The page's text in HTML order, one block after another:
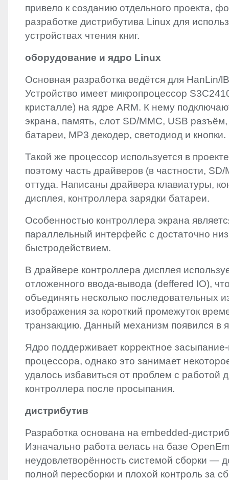
привело к созданию отдельного проекта,
разработке дистрибутива Linux для
устройствах чтения книг.
оборудование и ядро Linux
Основная разработка ведётся для HanLin/
Устройство имеет микропроцессор
кристалле) на ядре ARM. К нему
экрана, память, слот SD/MMC, USB
батареи, MP3 декодер, светодиод и кнопки.
Такой же процессор используется в
поэтому часть драйверов (в частности, SD/
оттуда. Написаны драйвера клавиатуры,
дисплея, контроллера зарядки батареи.
Особенностью контроллера экрана
параллельный интерфейс с достаточно
быстродействием.
В драйвере контроллера дисплея
отложенного ввода-вывода (deffered IO),
объединять несколько последовательных
изображения за короткий промежуток
транзакцию. Данный механизм появился в
Ядро поддерживает корректное
процессора, однако это занимает
удалось избавиться от проблем с работой
контроллера после просыпания.
дистрибутив
Разработка основана на embedded-
Изначально работа велась на базе
неудовлетворённость системой сборки —
полной пересборки и плохой контроль за